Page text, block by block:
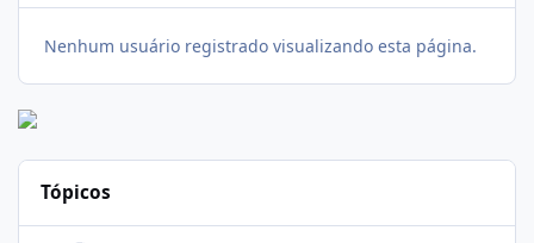
Nenhum usuário registrado visualizando esta página.
Tópicos